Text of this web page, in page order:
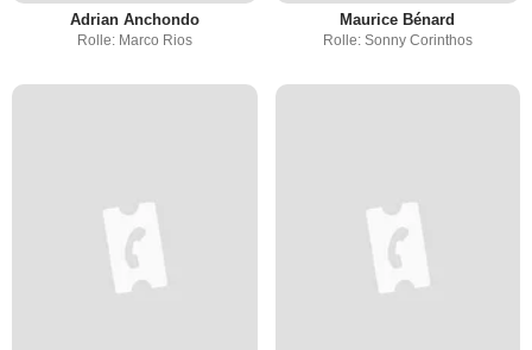
Adrian Anchondo
Rolle: Marco Rios
Maurice Bénard
Rolle: Sonny Corinthos